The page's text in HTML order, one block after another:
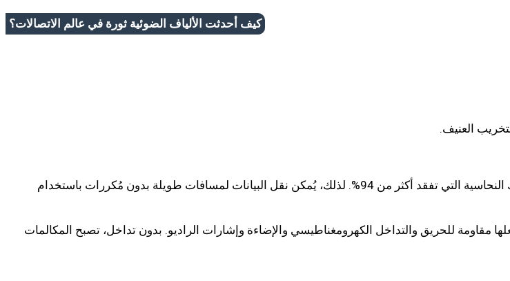
كيف أحدثت الألياف الضوئية ثورة في عالم الاتصالات؟
العنيف.
تفقد كابلات الألياف الضوئية 3% من الإشارة لمسافات تزيد عن 100 متر، مقارنةً بالأسلاك النحاسية التي تفقد أكثر من 94%. لذلك، يُمكن نقل البيانات لمسافات طويلة بدون مُكررات باستخدام
مقاومة للحريق والتداخل الكهرومغناطيسي والإضاءة وإشارات الراديو. بدون تداخل، تصبح المكالمات